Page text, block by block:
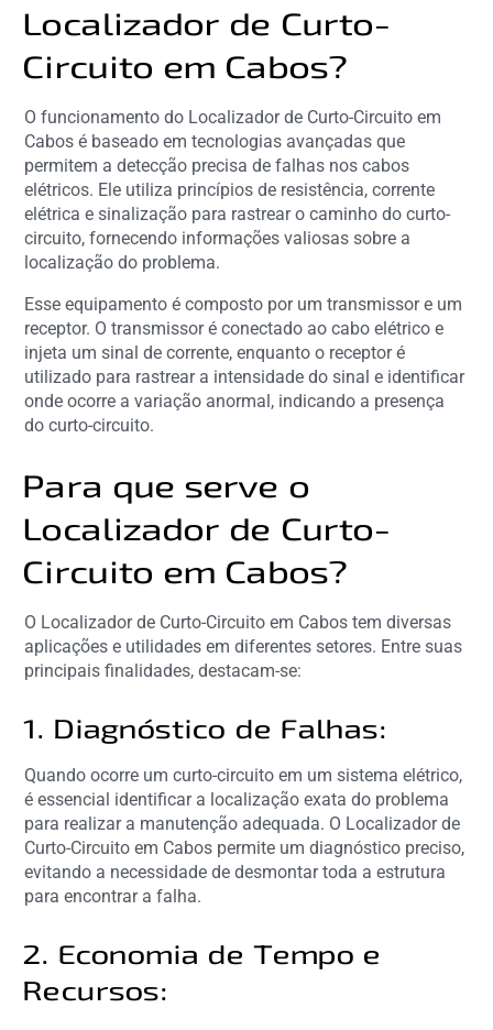
Localizador de Curto-
Circuito em Cabos?
O funcionamento do Localizador de Curto-Circuito em
Cabos é baseado em tecnologias avançadas que
permitem a detecção precisa de falhas nos cabos
elétricos. Ele utiliza princípios de resistência, corrente
elétrica e sinalização para rastrear o caminho do curto-
circuito, fornecendo informações valiosas sobre a
localização do problema.
Esse equipamento é composto por um transmissor e um
receptor. O transmissor é conectado ao cabo elétrico e
injeta um sinal de corrente, enquanto o receptor é
utilizado para rastrear a intensidade do sinal e identificar
onde ocorre a variação anormal, indicando a presença
do curto-circuito.
Para que serve o
Localizador de Curto-
Circuito em Cabos?
O Localizador de Curto-Circuito em Cabos tem diversas
aplicações e utilidades em diferentes setores. Entre suas
principais finalidades, destacam-se:
1. Diagnóstico de Falhas:
Quando ocorre um curto-circuito em um sistema elétrico,
é essencial identificar a localização exata do problema
para realizar a manutenção adequada. O Localizador de
Curto-Circuito em Cabos permite um diagnóstico preciso,
evitando a necessidade de desmontar toda a estrutura
para encontrar a falha.
2. Economia de Tempo e
Recursos: